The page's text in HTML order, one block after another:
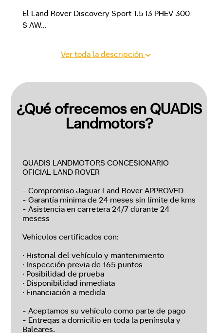
El Land Rover Discovery Sport 1.5 I3 PHEV 300
S AW...
Ver toda la descripción
¿Qué ofrecemos en QUADIS
Landmotors?
QUADIS LANDMOTORS CONCESIONARIO
OFICIAL LAND ROVER
- Compromiso Jaguar Land Rover APPROVED
- Garantía mínima de 24 meses sin límite de kms
- Asistencia en carretera 24/7 durante 24
mesess
Vehículos certificados con:
· Historial del vehículo y mantenimiento
· Inspección previa de 165 puntos
· Posibilidad de prueba
· Disponibilidad inmediata
· Financiación a medida
- Aceptamos su vehículo como parte de pago
- Entregas a domicilio en toda la península y
Baleares.